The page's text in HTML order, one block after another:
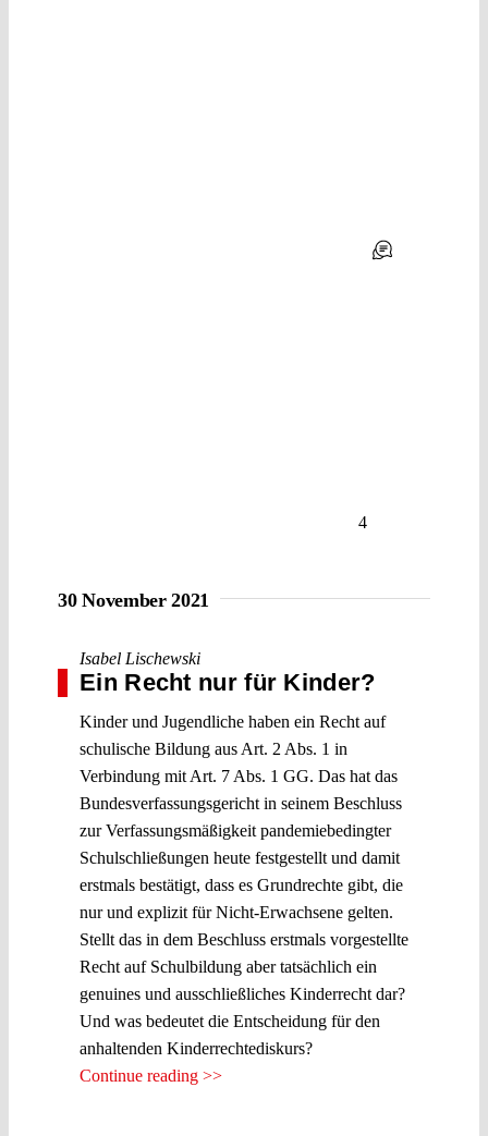
4
30 November 2021
Isabel Lischewski
Ein Recht nur für Kinder?
Kinder und Jugendliche haben ein Recht auf
schulische Bildung aus Art. 2 Abs. 1 in
Verbindung mit Art. 7 Abs. 1 GG. Das hat das
Bundesverfassungsgericht in seinem Beschluss
zur Verfassungsmäßigkeit pandemiebedingter
Schulschließungen heute festgestellt und damit
erstmals bestätigt, dass es Grundrechte gibt, die
nur und explizit für Nicht-Erwachsene gelten.
Stellt das in dem Beschluss erstmals vorgestellte
Recht auf Schulbildung aber tatsächlich ein
genuines und ausschließliches Kinderrecht dar?
Und was bedeutet die Entscheidung für den
anhaltenden Kinderrechtediskurs?
Continue reading >>